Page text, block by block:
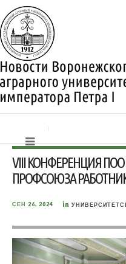
VIII КОНФЕРЕНЦИЯ
ПРОФСОЮЗА
СЕН 26, 2024 in